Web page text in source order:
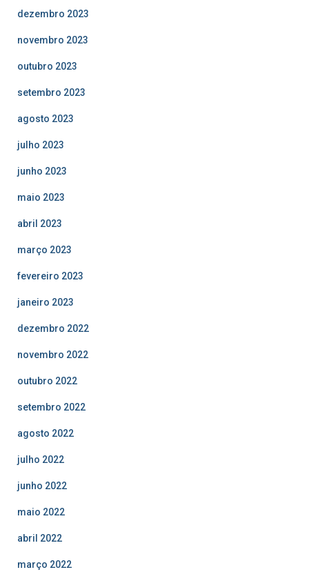
dezembro 2023
novembro 2023
outubro 2023
setembro 2023
agosto 2023
julho 2023
junho 2023
maio 2023
abril 2023
março 2023
fevereiro 2023
janeiro 2023
dezembro 2022
novembro 2022
outubro 2022
setembro 2022
agosto 2022
julho 2022
junho 2022
maio 2022
abril 2022
março 2022